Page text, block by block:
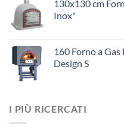
130x130 cm
Inox"
160 Forno a
Design S
I PIÙ RICERCATI